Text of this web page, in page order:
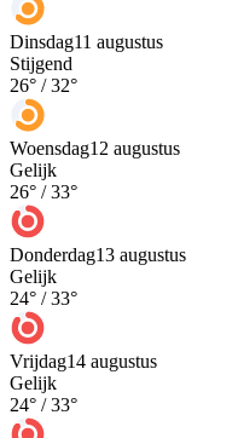
Dinsdag11 augustus
Stijgend
26° /32°
Woensdag12 augustus
Gelijk
26° /33°
Donderdag13 augustus
Gelijk
24° /33°
Vrijdag14 augustus
Gelijk
24° /33°